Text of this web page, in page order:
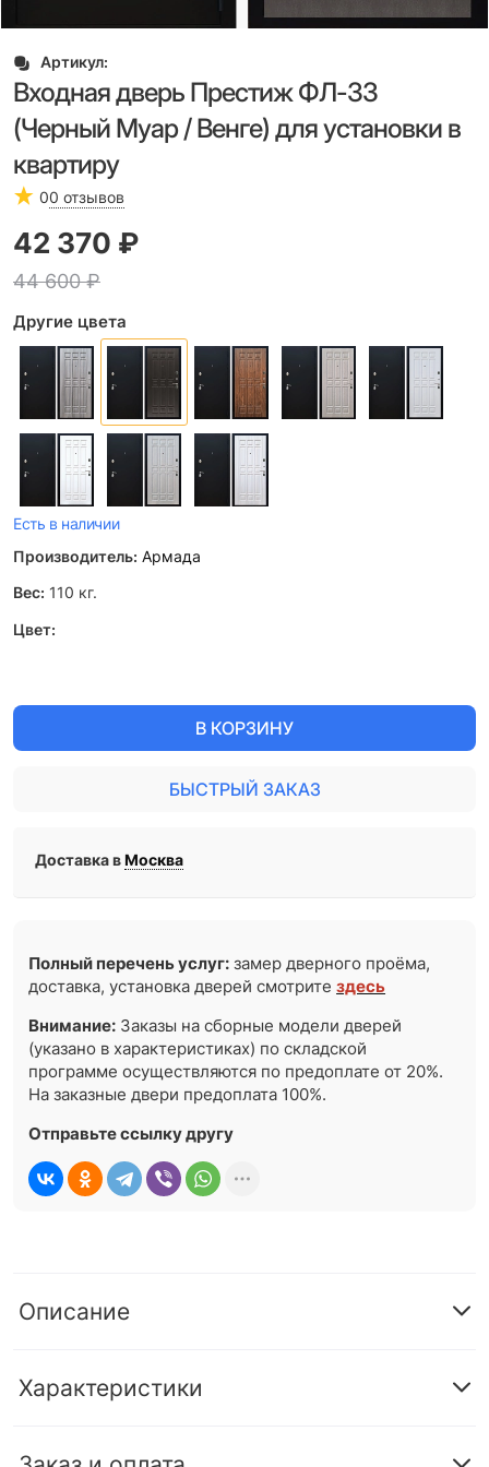
Артикул:
Входная дверь Престиж ФЛ-33
(Черный Муар / Венге) для установки в
квартиру
00 отзывов
44 600 ₽
42 370 ₽
Другие цвета
Есть в наличии
Производитель: Армада
Вес: 110 кг.
Цвет:
В КОРЗИНУ
БЫСТРЫЙ ЗАКАЗ
Доставка вМосква
Полный перечень услуг: замер дверного проёма,
доставка, установка дверей смотритездесь
Внимание: Заказы на сборные модели дверей
(указано в характеристиках) по складской
программе осуществляются по предоплате от 20%.
На заказные двери предоплата 100%.
Отправьте ссылку другу
Описание
Характеристики